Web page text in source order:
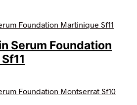
Serum Foundation